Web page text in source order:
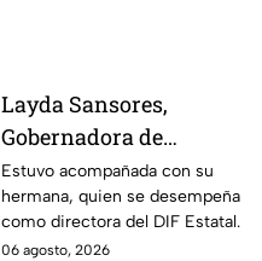
Layda Sansores,
Gobernadora de
Campeche, fue captada
viajando en primera
clase rumbo a Madrid
Estuvo acompañada con su
hermana, quien se desempeña
como directora del DIF Estatal.
06 agosto, 2026